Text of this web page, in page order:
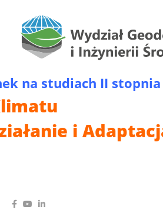
na studiach II stopnia
i